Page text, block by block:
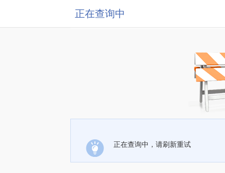
正在查询中
正在查询中，请刷新重试